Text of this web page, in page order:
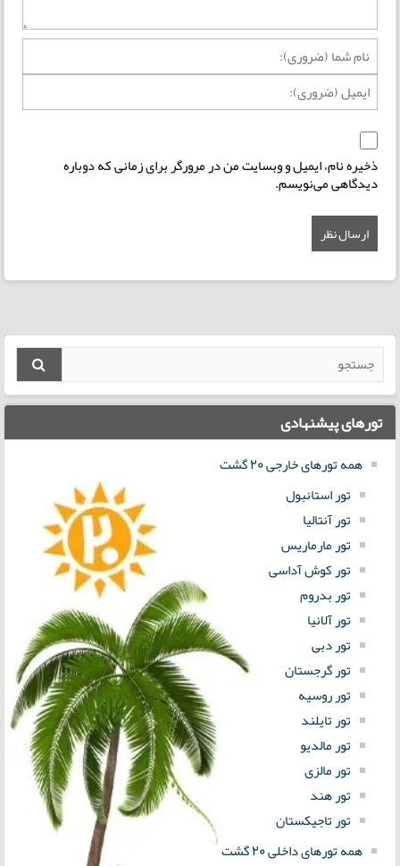
ذخیره نام، ایمیل و وبسایت من در مرورگر برای زمانی که دوباره
دیدگاهی می‌نویسم.
تورهای پیشنهادی
همه تورهای خارجی 20 گشت
تور استانبول
تور آنتالیا
تور مارماریس
تور کوش آداسی
تور بدروم
تور آلانیا
تور دبی
تور گرجستان
تور روسیه
تور تایلند
تور مالدیو
تور مالزی
تور هند
تور تاجیکستان
همه تورهای داخلی 20 گشت